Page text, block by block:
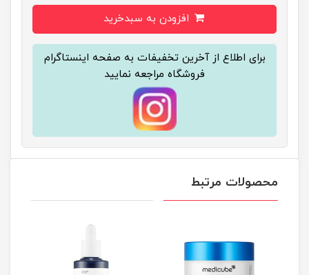
برای اطلاع از آخرین تخفیفات به صفحه اینستاگرام
فروشگاه مراجعه نمایید
محصولات مرتبط